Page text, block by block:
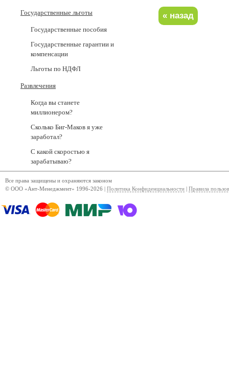
Государственные льготы
Государственные пособия
Государственные гарантии и
компенсации
Льготы по НДФЛ
Развлечения
Когда вы станете
миллионером?
Сколько Биг-Маков я уже
заработал?
С какой скоростью я
зарабатываю?
Все права защищены и охраняются законом
© ООО «Ант-Менеджмент» 1996-2026 | Политика Конфиденциальности Правила